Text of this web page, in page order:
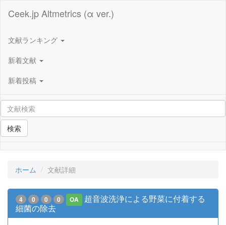
Ceek.jp Altmetrics (α ver.)
文献ランキング
新着文献
新着投稿
検索
ホーム 文献詳細
4 0 0 0 OA
超音波洗浄による野菜に付着する
細菌の除去